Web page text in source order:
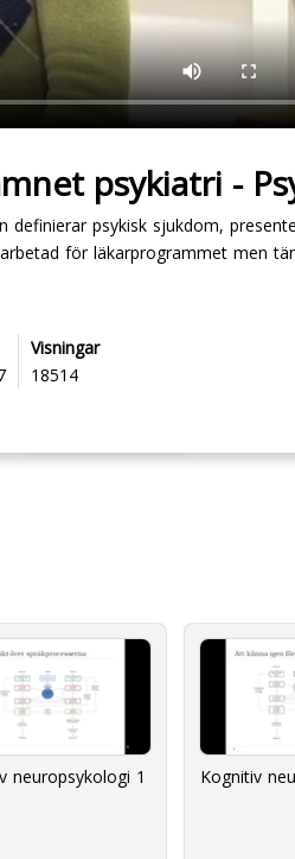
psykiatri -
psykisk sjukdom,
för läkarprogrammet men
Visningar
18514
neuropsykologi 1 Kognitiv